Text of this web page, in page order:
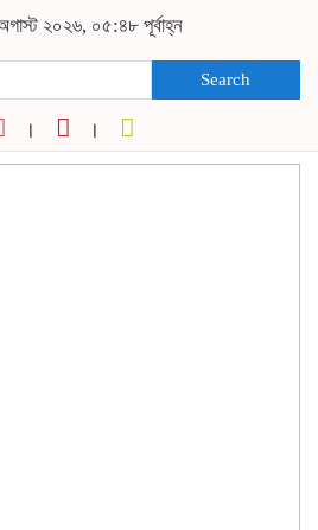
২০২৬, ০৫:৪৮ পূর্বাহ্ন
Search